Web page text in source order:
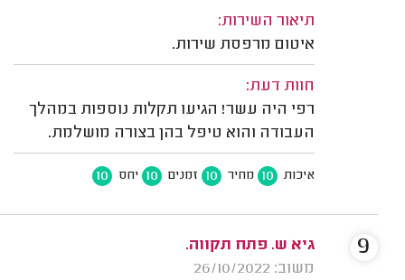
תיאור השירות:
איטום מרפסת שירות.
חוות דעת:
רפי היה עשר! הגיעו תקלות נוספות במהלך
העבודה והוא טיפל בהן בצורה מושלמת.
איכות 10 מחיר 10 זמנים 10 יחס 10
גיא ש. פתח תקווה.
משוב: 26/10/2022
9